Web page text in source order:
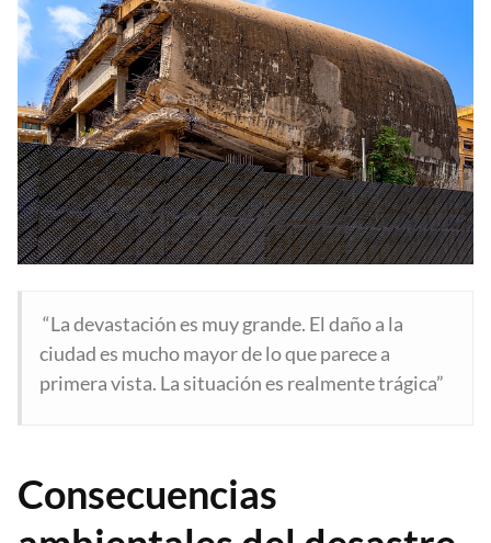
“La devastación es muy grande. El daño a la
ciudad es mucho mayor de lo que parece a
primera vista. La situación es realmente trágica”
Consecuencias